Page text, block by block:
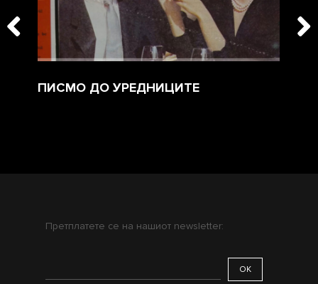
ПИСМО ДО УРЕДНИЦИТЕ
Претплатете се на нашиот newsletter: